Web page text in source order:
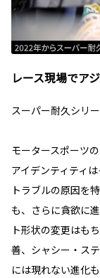
レース現場でア
スーパー耐久シリ
モータースポーツ
アイデンティティ
トラブルの原因を
も、さらに貪欲に
ト形状の変更はも
善、シャシー・ス
には現れない進化